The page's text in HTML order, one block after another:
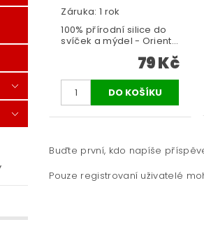
Záruka: 1 rok
100% přírodní silice do
svíček a mýdel - Orient...
79 Kč
Buďte první, kdo napíše
Pouze registrovaní uživatelé